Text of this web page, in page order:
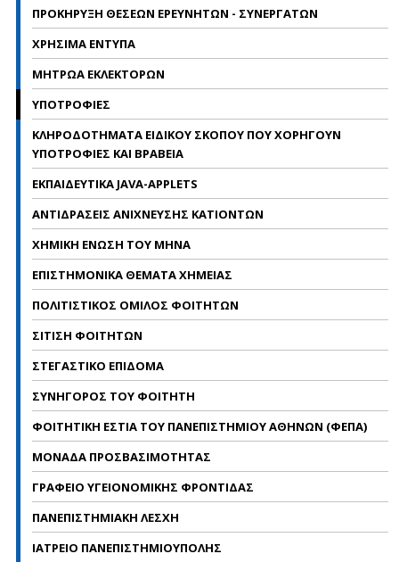
ΠΡΟΚΗΡΥΞΗ ΘΕΣΕΩΝ ΕΡΕΥΝΗΤΩΝ - ΣΥΝΕΡΓΑΤΩΝ
ΧΡΗΣΙΜΑ ΕΝΤΥΠΑ
ΜΗΤΡΩΑ ΕΚΛΕΚΤΟΡΩΝ
ΥΠΟΤΡΟΦΙΕΣ
ΚΛΗΡΟΔΟΤΗΜΑΤΑ ΕΙΔΙΚΟΥ ΣΚΟΠΟΥ ΠΟΥ ΧΟΡΗΓΟΥΝ
ΥΠΟΤΡΟΦΙΕΣ ΚΑΙ ΒΡΑΒΕΙΑ
ΕΚΠΑΙΔΕΥΤΙΚΑ JAVA-APPLETS
ΑΝΤΙΔΡΑΣΕΙΣ ΑΝΙΧΝΕΥΣΗΣ ΚΑΤΙΟΝΤΩΝ
ΧΗΜΙΚΗ ΕΝΩΣΗ ΤΟΥ ΜΗΝΑ
ΕΠΙΣΤΗΜΟΝΙΚΑ ΘΕΜΑΤΑ ΧΗΜΕΙΑΣ
ΠΟΛΙΤΙΣΤΙΚΟΣ ΟΜΙΛΟΣ ΦΟΙΤΗΤΩΝ
ΣΙΤΙΣΗ ΦΟΙΤΗΤΩΝ
ΣΤΕΓΑΣΤΙΚΟ ΕΠΙΔΟΜΑ
ΣΥΝΗΓΟΡΟΣ ΤΟΥ ΦΟΙΤΗΤΗ
ΦΟΙΤΗΤΙΚΗ ΕΣΤΙΑ ΤΟΥ ΠΑΝΕΠΙΣΤΗΜΙΟΥ ΑΘΗΝΩΝ (ΦΕΠΑ)
ΜΟΝΑΔΑ ΠΡΟΣΒΑΣΙΜΟΤΗΤΑΣ
ΓΡΑΦΕΙΟ ΥΓΕΙΟΝΟΜΙΚΗΣ ΦΡΟΝΤΙΔΑΣ
ΠΑΝΕΠΙΣΤΗΜΙΑΚΗ ΛΕΣΧΗ
ΙΑΤΡΕΙΟ ΠΑΝΕΠΙΣΤΗΜΙΟΥΠΟΛΗΣ